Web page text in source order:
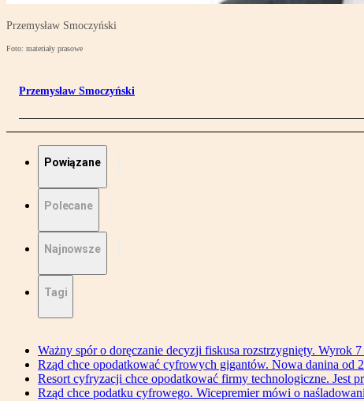
Przemysław Smoczyński
Foto: materiały prasowe
Przemysław Smoczyński
Powiązane
Polecane
Najnowsze
Tagi
Ważny spór o doręczanie decyzji fiskusa rozstrzygnięty. Wyrok
Rząd chce opodatkować cyfrowych gigantów. Nowa danina od
Resort cyfryzacji chce opodatkować firmy technologiczne. Jest
Rząd chce podatku cyfrowego. Wicepremier mówi o